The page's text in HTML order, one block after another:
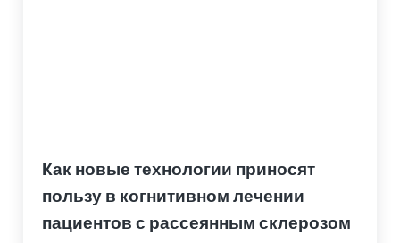
Как новые технологии приносят
пользу в когнитивном лечении
пациентов с рассеянным склерозом